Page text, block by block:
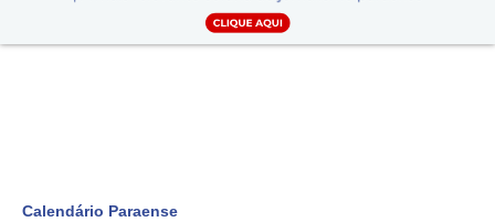
Calendário Paraense